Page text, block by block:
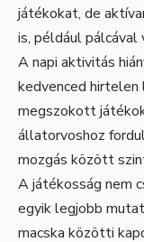
játékokat, de
is, például
A napi aktivitás
kedvenced hirtelen
megszokott
állatorvoshoz
mozgás között
A játékosság nem
egyik legjobb
macska közötti